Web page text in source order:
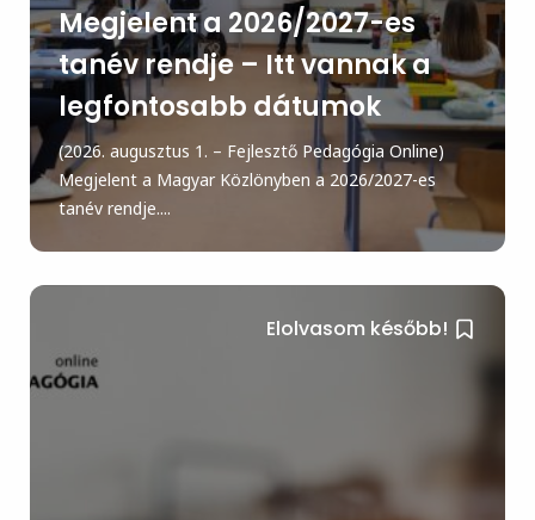
Megjelent a 2026/2027-es
tanév rendje – Itt vannak a
legfontosabb dátumok
(2026. augusztus 1. – Fejlesztő Pedagógia Online)
Megjelent a Magyar Közlönyben a 2026/2027-es
tanév rendje....
Elolvasom később!